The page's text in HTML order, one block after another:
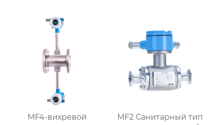
MF4-вихревой
MF2 Санитарный тип